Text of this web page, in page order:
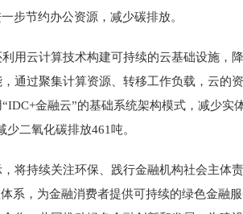
步节约办公资源，减少碳排放。
用云计算技术构建可持续的云基础设施，
通过聚集计算资源、转移工作负载，云的
金融云”的基础系统架构模式，减少实
二氧化碳排放461吨。
将持续关注环保、践行金融机构社会主体
系，为金融消费者提供可持续的绿色金融